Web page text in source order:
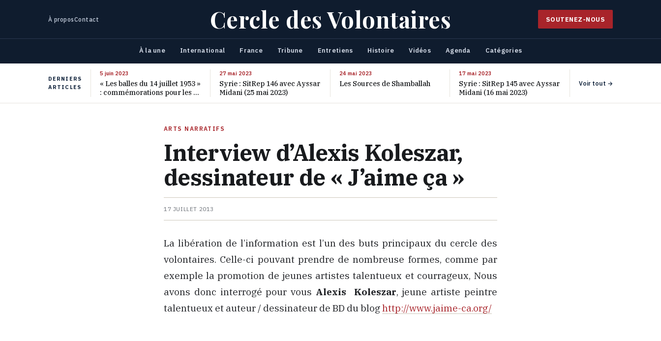
À proposContact Cercle des Volontaires SOUTENEZ-NOUS
À la une International France Tribune Entretiens Histoire Vidéos Agenda Catégories
DERNIERS
ARTICLES
5 juin 2023
« Les balles du 14 juillet 1953 »
: commémorations pour les 70
ans de ce massacre oublié
27 mai 2023
Syrie : SitRep 146 avec Ayssar
Midani (25 mai 2023)
24 mai 2023
Les Sources de Shamballah
17 mai 2023
Syrie : SitRep 145 avec Ayssar
Midani (16 mai 2023)
Voir tout →
ARTS NARRATIFS
Interview d’Alexis Koleszar,
dessinateur de « J’aime ça »
17 JUILLET 2013
La libération de l’information est l’un des buts principaux du cercle des
volontaires. Celle-ci pouvant prendre de nombreuse formes, comme par
exemple la promotion de jeunes artistes talentueux et courrageux, Nous
avons donc interrogé pour vous Alexis Koleszar, jeune artiste peintre
talentueux et auteur / dessinateur de BD du bloghttp://www.jaime-ca.org/